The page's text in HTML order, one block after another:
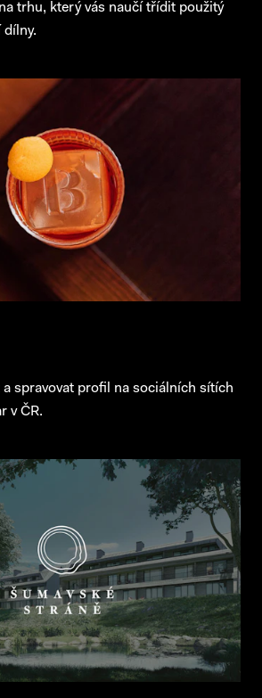
trhu, který vás naučí třídit použitý
dílny.
spravovat profil na sociálních sítích
v ČR.